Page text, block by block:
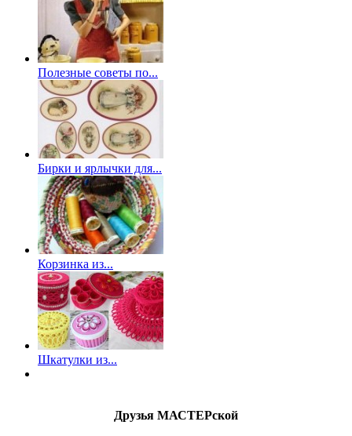
Полезные советы по...
Бирки и ярлычки для...
Корзинка из...
Шкатулки из...
Друзья МАСТЕРской